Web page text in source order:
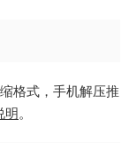
格式，手机解压推
明。